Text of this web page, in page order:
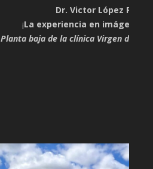
Dr. Victor López
¡La experiencia en imágenes
Planta baja de la clínica Virgen de